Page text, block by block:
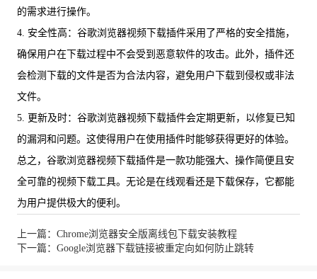
的需求进行操作。
4. 安全性高：谷歌浏览器视频下载插件采用了严格的安全措施，
确保用户在下载过程中不会受到恶意软件的攻击。此外，插件还
会检测下载的文件是否为合法内容，避免用户下载到侵权或非法
文件。
5. 更新及时：谷歌浏览器视频下载插件会定期更新，以修复已知
的漏洞和问题。这使得用户在使用插件时能够获得更好的体验。
总之，谷歌浏览器视频下载插件是一款功能强大、操作简便且安
全可靠的视频下载工具。无论是在线观看还是下载保存，它都能
为用户提供极大的便利。
上一篇：Chrome浏览器安全版离线包下载安装教程
下一篇：Google浏览器下载链接被重定向如何防止跳转